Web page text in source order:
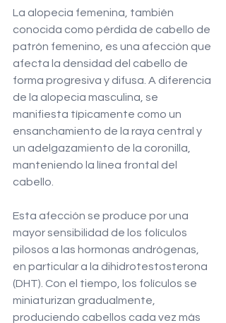
La alopecia femenina, también
conocida como pérdida de cabello de
patrón femenino, es una afección que
afecta la densidad del cabello de
forma progresiva y difusa. A diferencia
de la alopecia masculina, se
manifiesta típicamente como un
ensanchamiento de la raya central y
un adelgazamiento de la coronilla,
manteniendo la línea frontal del
cabello.
Esta afección se produce por una
mayor sensibilidad de los folículos
pilosos a las hormonas andrógenas,
en particular a la dihidrotestosterona
(DHT). Con el tiempo, los folículos se
miniaturizan gradualmente,
produciendo cabellos cada vez más